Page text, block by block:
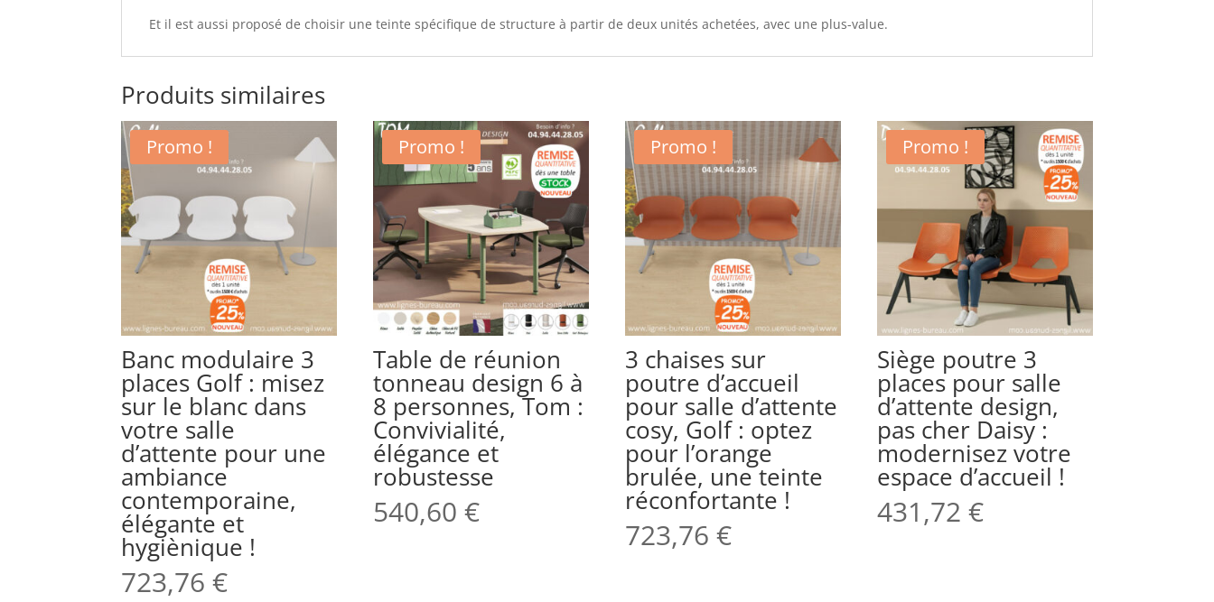
Et il est aussi proposé de choisir une teinte spécifique de structure à partir de deux unités achetées, avec une plus-value.
Produits similaires
Promo !
Banc modulaire 3
places Golf : misez
sur le blanc dans
votre salle
d’attente pour une
ambiance
contemporaine,
élégante et
hygiènique !
723,76€
Promo !
Table de réunion
tonneau design 6 à
8 personnes, Tom :
Convivialité,
élégance et
robustesse
540,60€
Promo !
3 chaises sur
poutre d’accueil
pour salle d’attente
cosy, Golf : optez
pour l’orange
brulée, une teinte
réconfortante !
723,76€
Promo !
Siège poutre 3
places pour salle
d’attente design,
pas cher Daisy :
modernisez votre
espace d’accueil !
431,72€